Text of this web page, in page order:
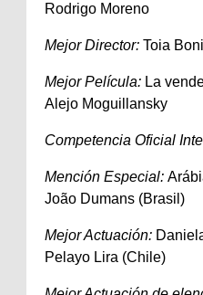
Rodrigo Moreno
Mejor Director: Toia
Mejor Película: La
Alejo Moguillansky
Competencia Oficial
Mención Especial:
João Dumans (Brasil)
Mejor Actuación:
Pelayo Lira (Chile)